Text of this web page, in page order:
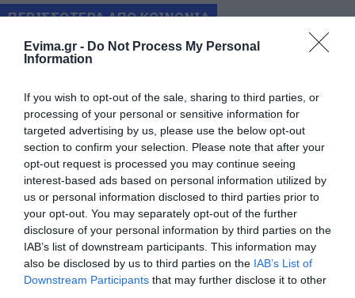
Evima.gr - Do Not Process My Personal
Information
If you wish to opt-out of the sale, sharing to third parties, or
processing of your personal or sensitive information for
targeted advertising by us, please use the below opt-out
section to confirm your selection. Please note that after your
opt-out request is processed you may continue seeing
interest-based ads based on personal information utilized by
us or personal information disclosed to third parties prior to
your opt-out. You may separately opt-out of the further
disclosure of your personal information by third parties on the
IAB’s list of downstream participants. This information may
also be disclosed by us to third parties on the IAB’s List of
Downstream Participants that may further disclose it to other
Εύβοια! Στα ύψη το θερμόμετρο
Υψηλός κίνδυνος πυρκαγιάς! Τι
απαγορεύεται από την Πολιτική
Προστασία
08.08.2026 | 08:00
Μεγάλο πανηγύρι στην Εύβοια:
Πλημμύρισε με κόσμο η Φαράκλα
(pics&vid)
08.08.2026 | 00:59
Ο καιρός αλλάζει πρόσωπο:
Έρχονται 40άρια μαζί με
θυελλώδη μελτέμια
ΠΕΡΙΣΣΟΤΕΡΑ ΑΠΟ ΚΟΙΝΩΝΙΑ
Εορτολόγιο: Ποιοι
γιορτάζουν σήμερα,
Σάββατο 8 Αυγούστου
Ο καιρός αλλάζει
πρόσωπο: Έρχονται
40άρια μαζί με
θυελλώδη μελτέμια